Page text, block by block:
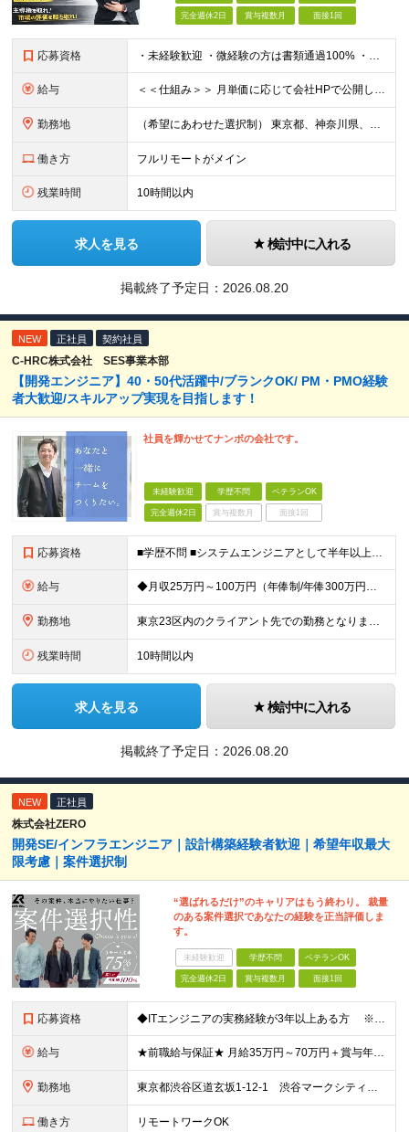
完全週休2日 賞与複数月 面接1回
応募資格 ・未経験歓迎 ・微経験の方は書類通過100% ・学歴不問 ※ITサポート、ヘルプデスク、テスト、運用監視などの実務に少しでも触れた経験がある方は微経験として歓迎します。 ■ こんな方を歓迎します
給与 ＜＜仕組み＞＞ 月単価に応じて会社HPで公開しているテーブルにもとづき毎月決定されます！ https://www.tech4u.dev/payroll ＜＜実績＞＞ 平均年収実績：590万円 ＜＜
勤務地 （希望にあわせた選択制） 東京都、神奈川県、埼玉県、千葉県、大阪府、兵庫県、京都府、愛知県、福岡県の各プロジェクト先 ・フル／ハイブリッドリモート案件あり ・転勤なし ・U・Iターンも歓迎＆支援可能
働き方 フルリモートがメイン
残業時間 10時間以内
求人を見る 検討中に入れる
掲載終了予定日： 2026.08.20
NEW 正社員 契約社員
C-HRC株式会社 SES事業本部
【開発エンジニア】40・50代活躍中/ブランクOK/ PM・PMO経験
者大歓迎/スキルアップ実現を目指します！
社員を輝かせてナンボの会社です。
未経験歓迎 学歴不問 ベテランOK
完全週休2日 賞与複数月 面接1回
応募資格 ■学歴不問 ■システムエンジニアとして半年以上のご経験をお持ちの方（言語問わず） ※IT未経験の方も応募可能です。 【例えばこのような方におススメ！】 ◇上流工程を目指したい方 ◇セキュリティ分野に
給与 ◆月収25万円～100万円（年俸制/年俸300万円～1200万円）＋業績・季節手当 ※年俸は、12分割です。 ※前職給与や経験・スキルなどを考慮し加給・優遇します。 ※各種手当込み、交通費および残業
勤務地 東京23区内のクライアント先での勤務となります。 ※経験やスキル、通勤時間などの希望を考慮のうえ、勤務地を決定します ≪本社≫ 【本社】 東京都品川区東品川4-12-8 品川シーサイドイーストタワー
残業時間 10時間以内
求人を見る 検討中に入れる
掲載終了予定日： 2026.08.20
NEW 正社員
株式会社ZERO
開発SE/インフラエンジニア｜設計構築経験者歓迎｜希望年収最大
限考慮｜案件選択制
“選ばれるだけ”のキャリアはもう終わり。 裁量
のある案件選択であなたの経験を正当評価しま
す。
未経験歓迎 学歴不問 ベテランOK
完全週休2日 賞与複数月 面接1回
応募資格 ◆ITエンジニアの実務経験が3年以上ある方 ※開発・設計・構築・要件定義いずれかの経験 ★資格不問 ★学歴不問 ★スキルチェンジ歓迎 ★サブリーダー／リーダー／ 顧客折衝経験をお持ちの方歓迎
給与 ★前職給与保証★ 月給35万円～70万円＋賞与年2回＋各種手当 ※経験やスキル、前職給与を考慮して決定。 ※固定残業代あり 1ヶ月あたり6万1320円～14万円 （固定残業時間：1ヶ月あたり
勤務地 東京都渋谷区道玄坂1-12-1 渋谷マークシティウエスト14階 東京都新宿区西新宿6-5-1 新宿アイランドタワー6階 東京都新宿区新宿3丁目38－1 東京都豊島区南池袋1丁目28-2 東京都豊島区南
働き方 リモートワークOK